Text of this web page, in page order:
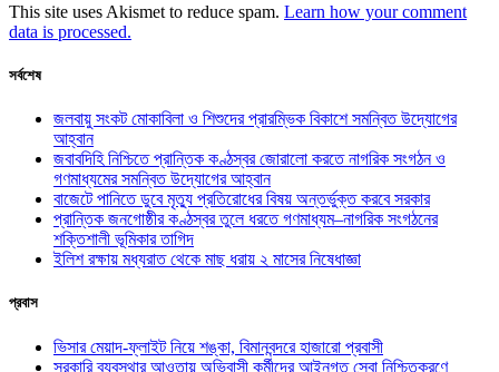
This site uses Akismet to reduce spam. Learn how your comment
data is processed.
সর্বশেষ
জলবায়ু সংকট মোকাবিলা ও শিশুদের প্রারম্ভিক বিকাশে সমন্বিত উদ্যোগের
আহ্বান
জবাবদিহি নিশ্চিতে প্রান্তিক কণ্ঠস্বর জোরালো করতে নাগরিক সংগঠন ও
গণমাধ্যমের সমন্বিত উদ্যোগের আহ্বান
বাজেটে পানিতে ডুবে মৃত্যু প্রতিরোধের বিষয় অন্তর্ভুক্ত করবে সরকার
প্রান্তিক জনগোষ্ঠীর কণ্ঠস্বর তুলে ধরতে গণমাধ্যম–নাগরিক সংগঠনের
শক্তিশালী ভূমিকার তাগিদ
ইলিশ রক্ষায় মধ্যরাত থেকে মাছ ধরায় ২ মাসের নিষেধাজ্ঞা
প্রবাস
ভিসার মেয়াদ-ফ্লাইট নিয়ে শঙ্কা, বিমানবন্দরে হাজারো প্রবাসী
সরকারি ব্যবস্থার আওতায় অভিবাসী কর্মীদের আইনগত সেবা নিশ্চিতকরণে